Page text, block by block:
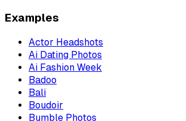
Examples
Actor Headshots
Ai Dating Photos
Ai Fashion Week
Badoo
Bali
Boudoir
Bumble Photos